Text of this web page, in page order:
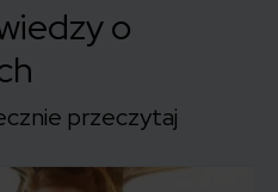
o
przeczytaj